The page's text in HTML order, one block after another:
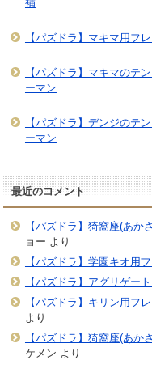
補
【パズドラ】マキマ用フ
【パズドラ】マキマのテ
ーマン
【パズドラ】デンジのテ
ーマン
最近のコメント
【パズドラ】猗窩座(あか
ョー より
【パズドラ】学園キオ用
【パズドラ】アグリゲー
【パズドラ】キリン用フ
より
【パズドラ】猗窩座(あか
ケメン より